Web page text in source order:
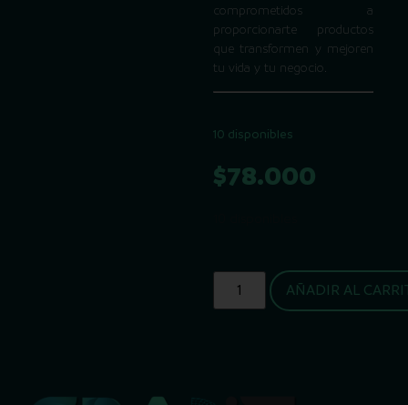
comprometidos a
proporcionarte productos
que transformen y mejoren
tu vida y tu negocio.
10 disponibles
$78.000
AÑADIR AL